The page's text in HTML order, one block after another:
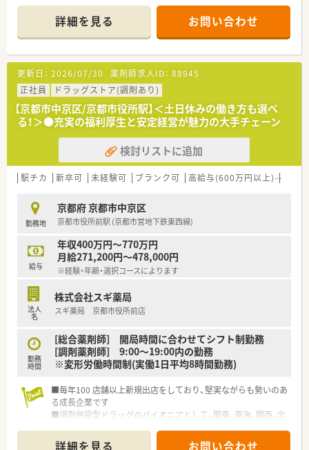
■研修制度は様々なプランがあり、集合研修だけでなく任意で受
講可能な研修も幅広く用意されています
■店舗で活躍する従業員、社外で活躍する従業員、将来経営幹部
となる従業員など、薬剤師として様々な活躍ができるフィールド
を用意されています
■総合薬剤師・調剤薬剤師（土日休み・19時までの勤務）どちらか
の働き方を選択できます
■調剤併設型だけでなく「医療モール・クリニック併設店舗」「敷
地内薬局」「訪問調剤特化型店舗」など様々な店舗を運営してい
ます
■在宅医療にも積極的取り組んでおり「訪問調剤特化型店舗」を
50店舗以上、無菌調剤室は業界最多の51店舗設置しています
■「プラチナくるみん認定企業」「健康経営優良法人2023（大規模
法人部門）認定」等を取得し一人ひとりが働きやすい環境が整備
■充実した研修制度、人事制度、評価制度、キャリア支援制度等
があるのも特徴です
詳細を見る お問い合わせ
更新日： 2026/07/30 薬剤師求人ID： 88945
正社員
ドラッグストア(調剤あり)
【京都市中京区/京都市役所駅】＜土日休みの働き方も選べ
る！＞●充実の福利厚生と安定経営が魅力の大手チェーン
検討リストに追加
駅チカ 新卒可 未経験可 ブランク可 高給与(600万円以上)
勤務地
京都府 京都市中京区
京都市役所前駅 (京都市営地下鉄東西線)
給与
年収400万円～770万円
月給271,200円～478,000円
※経験・年齢・選択コースによります
法人
名
株式会社スギ薬局
スギ薬局 京都市役所前店
勤務
時間
[総合薬剤師] 開局時間に合わせてシフト制勤務
[調剤薬剤師] 9:00～19:00内の勤務
※変形労働時間制(実働1日平均8時間勤務)
■毎年100 店舗以上新規出店をしており、堅実ながらも勢いのあ
る成長企業です
■調剤併設型ドラッグのパイオニアとして、関東、東海、関西、北
■研修制度は様々なプランがあり、集合研修だけでなく任意で受
詳細を見る お問い合わせ